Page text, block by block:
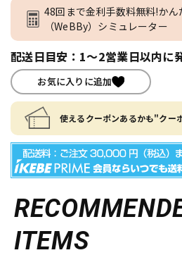
48回まで金利手数料無料!かん
（WeBBy）シミュレーター
配送日目安：1～2営業日以内に
お気に入りに追加
使えるクーポンあるかも"クー
ITEMS